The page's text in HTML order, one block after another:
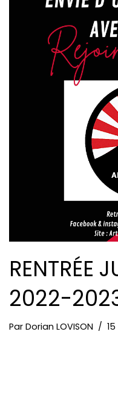
RENTRÉE
2022-
Par Dorian LOVISON